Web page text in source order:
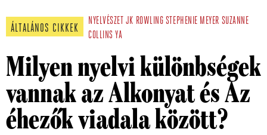
ÁLTALÁNOS CIKKEK
NYELVÉSZET JK ROWLING STEPHENIE MEYER SUZANNE
COLLINS YA
Milyen nyelvi különbségek
vannak az Alkonyat és Az
éhezők viadala között?